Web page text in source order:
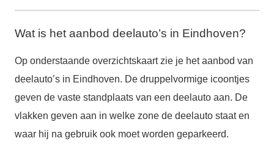
Wat is het aanbod deelauto’s in Eindhoven?
Op onderstaande overzichtskaart zie je het aanbod van
deelauto’s in Eindhoven. De druppelvormige icoontjes
geven de vaste standplaats van een deelauto aan. De
vlakken geven aan in welke zone de deelauto staat en
waar hij na gebruik ook moet worden geparkeerd.